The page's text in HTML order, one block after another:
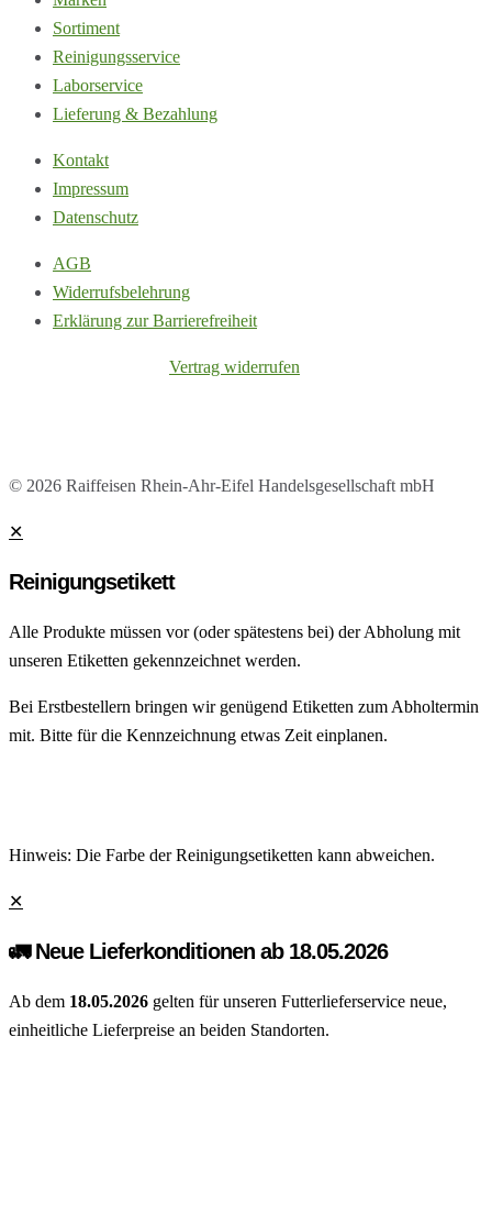
Sortiment
Reinigungsservice
Laborservice
Lieferung & Bezahlung
Kontakt
Impressum
Datenschutz
AGB
Widerrufsbelehrung
Erklärung zur Barrierefreiheit
Vertrag widerrufen
© 2026 Raiffeisen Rhein-Ahr-Eifel Handelsgesellschaft mbH
✕
Reinigungsetikett
Alle Produkte müssen vor (oder spätestens bei) der Abholung mit
unseren Etiketten gekennzeichnet werden.
Bei Erstbestellern bringen wir genügend Etiketten zum Abholtermin
mit. Bitte für die Kennzeichnung etwas Zeit einplanen.
Hinweis: Die Farbe der Reinigungsetiketten kann abweichen.
✕
🚛 Neue Lieferkonditionen ab 18.05.2026
Ab dem 18.05.2026 gelten für unseren Futterlieferservice neue,
einheitliche Lieferpreise an beiden Standorten.